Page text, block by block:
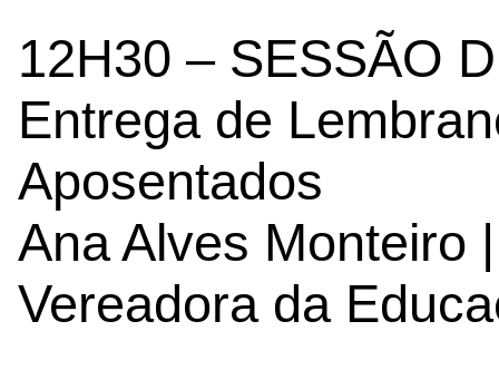
12H30 – SESSÃO
Entrega de
Aposentados
Ana Alves Monteiro
Vereadora da